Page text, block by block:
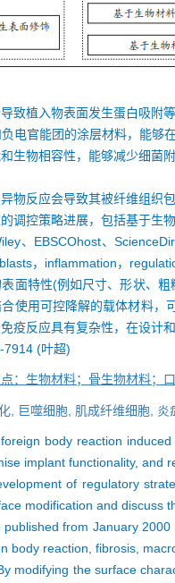
致植入物表面发生蛋白吸附
电官能团的涂层材料，能够
生物相容性，能够减少细菌
物反应会导致其被纤维组织
调控策略进展，包括基于生
、EBSCOhost、
，inflammation，
面特性(例如尺寸、形状、
使用可控降解的载体材料
疫反应具有复杂性，在设计
7914 (叶超)
：生物材料；骨生物材料；
, 巨噬细胞, 肌成纤维细胞, 炎
body reaction
implant functionality, and
of regulatory
modification and discuss
from January
body reaction, fibrosis,
modifying the surface